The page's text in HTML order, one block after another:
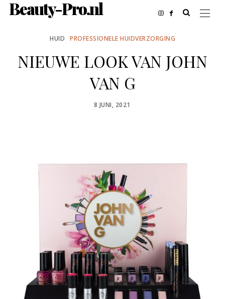
Beauty-Pro.nl
HUID PROFESSIONELE HUIDVERZORGING
NIEUWE LOOK VAN JOHN
VAN G
POSTED
8 JUNI, 2021